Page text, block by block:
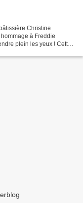
Christine
à Freddie
plein les yeux ! Cette